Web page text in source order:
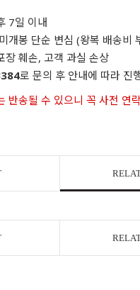
7일 이내
개봉 단순 변심 (왕복 배송비
장 훼손, 고객 과실 손상
로 문의 후 안내에 따라 진
반송될 수 있으니 꼭 사전 연